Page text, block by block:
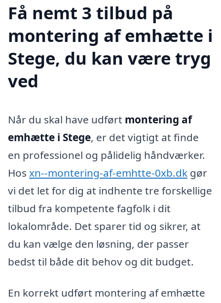
Få nemt 3 tilbud på
montering af emhætte i
Stege, du kan være tryg
ved
Når du skal have udført montering af
emhætte i Stege, er det vigtigt at finde
en professionel og pålidelig håndværker.
Hos xn--montering-af-emhtte-0xb.dk gør
vi det let for dig at indhente tre forskellige
tilbud fra kompetente fagfolk i dit
lokalområde. Det sparer tid og sikrer, at
du kan vælge den løsning, der passer
bedst til både dit behov og dit budget.
En korrekt udført montering af emhætte